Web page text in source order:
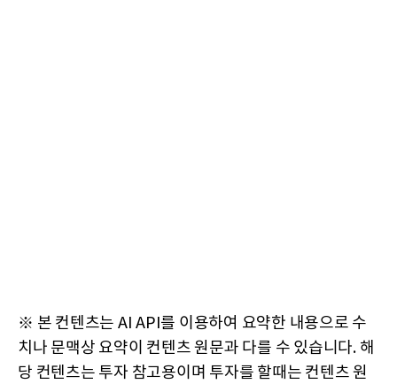
※ 본 컨텐츠는 AI API를 이용하여 요약한 내용으로 수
치나 문맥상 요약이 컨텐츠 원문과 다를 수 있습니다. 해
당 컨텐츠는 투자 참고용이며 투자를 할때는 컨텐츠 원